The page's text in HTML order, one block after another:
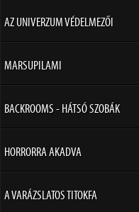
AZ UNIVERZUM VÉDELMEZŐI
MARSUPILAMI
BACKROOMS - HÁTSÓ SZOBÁK
HORRORRA AKADVA
A VARÁZSLATOS TITOKFA